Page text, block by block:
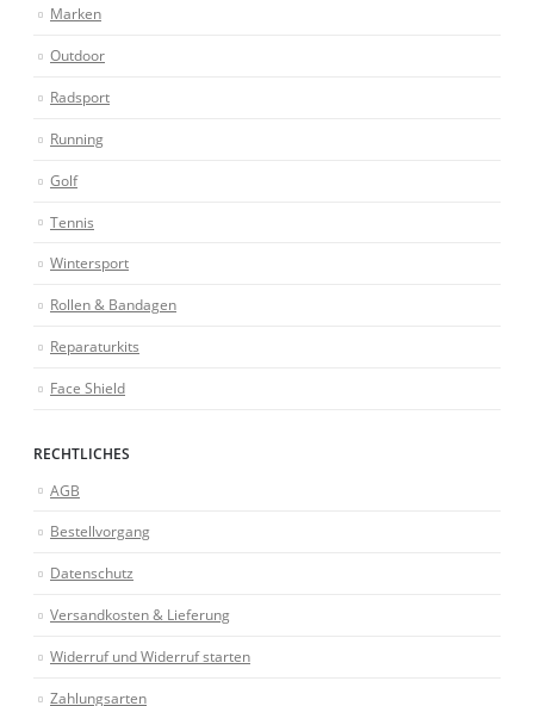
Marken
Outdoor
Radsport
Running
Golf
Tennis
Wintersport
Rollen & Bandagen
Reparaturkits
Face Shield
RECHTLICHES
AGB
Bestellvorgang
Datenschutz
Versandkosten & Lieferung
Widerruf und Widerruf starten
Zahlungsarten